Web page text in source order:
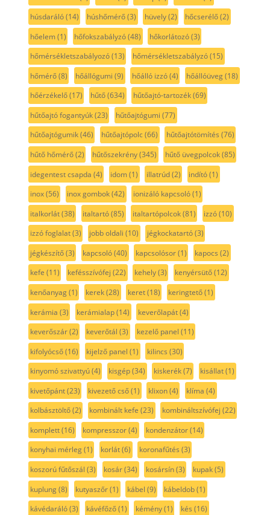
húsdaráló(14) húshőmérő(3) hüvely(2) hőcserélő(2)
hőelem(1) hőfokszabályzó(48) hőkorlátozó(3)
hőmérsékletszabályozó(13) hőmérsékletszabályzó(15)
hőmérő(8) hőállógumi (9) hőálló izzó(4) hőállóüveg(18)
hőérzékelő(17) hűtő(634) hűtőajtó-tartozék(69)
hűtőajtó fogantyúk(23) hűtőajtógumi (77)
hűtőajtógumik(46) hűtőajtópolc(66) hűtőajtótömítés (76)
hűtő hőmérő(2) hűtőszekrény(345) hűtő üvegpolcok(85)
idegentest csapda (4) idom(1) illatrúd(2) indító(1)
inox(56) inox gombok(42) ionizáló kapcsoló(1)
italkorlát(38) italtartó(85) italtartópolcok(81) izzó(10)
izzó foglalat(3) jobb oldali (10) jégkockatartó(3)
jégkészítő(3) kapcsoló(40) kapcsolósor(1) kapocs (2)
kefe (11) kefésszívófej (22) kehely(3) kenyérsütő(12)
kenőanyag(1) kerek(28) keret(18) keringtető(1)
kerámia (3) kerámialap(14) keverőlapát(4)
keverőszár(2) keverőtál (3) kezelő panel (11)
kifolyócső(16) kijelző panel (1) kilincs (30)
kinyomó szivattyú(4) kisgép(34) kiskerék(7) kisállat(1)
kivetőpánt(23) kivezető cső(1) klixon(4) klíma (4)
kolbásztöltő(2) kombinált kefe (23) kombináltszívófej (22)
komplett(16) kompresszor(4) kondenzátor(14)
konyhai mérleg(1) korlát(6) koronafűtés (3)
koszorú fűtőszál (3) kosár(34) kosársín(3) kupak(5)
kuplung(8) kutyaszőr(1) kábel (9) kábeldob(1)
kávédaráló(3) kávéfőző(1) kémény(1) kés (16)